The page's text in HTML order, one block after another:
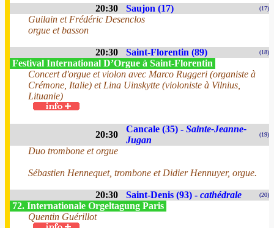
20:30 Saujon (17) (17)
Guilain et Frédéric Desenclos
orgue et basson
20:30 Saint-Florentin (89) (18)
Festival International D’Orgue à Saint-Florentin
Concert d'orgue et violon avec Marco Ruggeri (organiste à
Crémone, Italie) et Lina Uinskytte (violoniste à Vilnius,
Lituanie)
20:30
Cancale (35) - Sainte-Jeanne-
Jugan
(19)
Duo trombone et orgue
Sébastien Hennequet, trombone et Didier Hennuyer, orgue.
20:30 Saint-Denis (93) - cathédrale (20)
72. Internationale Orgeltagung Paris
Quentin Guérillot